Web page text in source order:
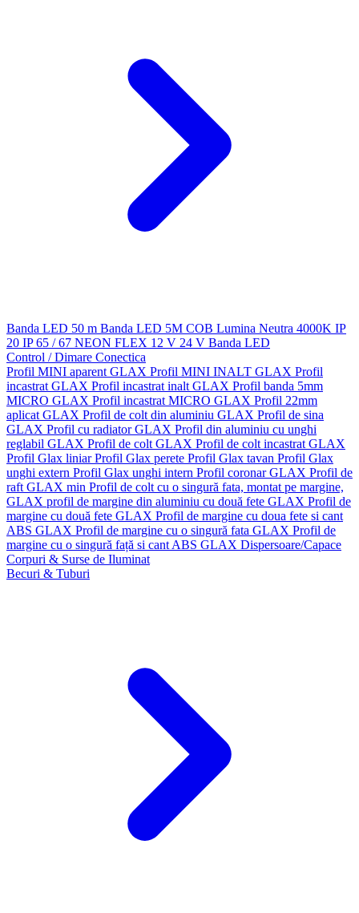
Banda LED 50 m Banda LED 5M COB Lumina Neutra 4000K IP
20 IP 65 / 67 NEON FLEX 12 V 24 V Banda LED
Control / Dimare Conectica
Profil MINI aparent GLAX Profil MINI INALT GLAX Profil
incastrat GLAX Profil incastrat inalt GLAX Profil banda 5mm
MICRO GLAX Profil incastrat MICRO GLAX Profil 22mm
aplicat GLAX Profil de colt din aluminiu GLAX Profil de sina
GLAX Profil cu radiator GLAX Profil din aluminiu cu unghi
reglabil GLAX Profil de colt GLAX Profil de colt incastrat GLAX
Profil Glax liniarProfil Glax perete Profil Glax tavan Profil Glax
unghi extern Profil Glax unghi intern Profil coronar GLAX Profil de
raft GLAX min Profil de colt cu o singură fata, montat pe margine,
GLAX profil de margine din aluminiu cu două fete GLAX Profil de
margine cu două fete GLAX Profil de margine cu doua fete si cant
ABS GLAX Profil de margine cu o singură fata GLAX Profil de
margine cu o singură față si cant ABS GLAX Dispersoare/Capace
Corpuri & Surse de Iluminat
Becuri & Tuburi